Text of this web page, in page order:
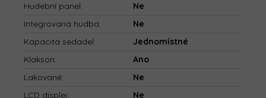
Hudební panel:
Ne
Integrovaná hudba:
Ne
Kapacita sedadel:
Jednomístné
Klakson:
Ano
Lakované:
Ne
LCD displej:
Ne